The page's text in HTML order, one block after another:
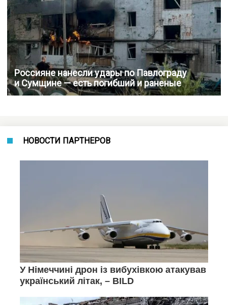
Россияне нанесли удары по Павлограду
и Сумщине — есть погибший и раненые
НОВОСТИ ПАРТНЕРОВ